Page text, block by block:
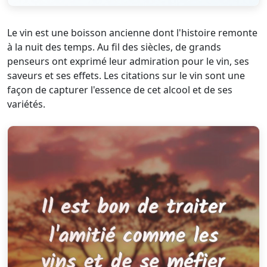
Le vin est une boisson ancienne dont l'histoire remonte
à la nuit des temps. Au fil des siècles, de grands
penseurs ont exprimé leur admiration pour le vin, ses
saveurs et ses effets. Les citations sur le vin sont une
façon de capturer l'essence de cet alcool et de ses
variétés.